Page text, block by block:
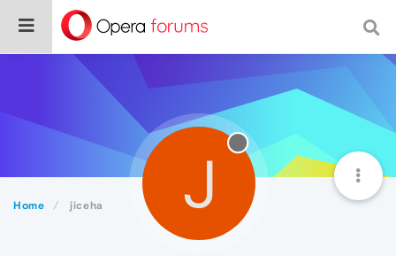
Home jiceha J